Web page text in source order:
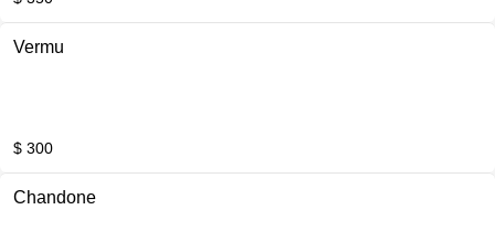
Vermu
$ 300
Chandone